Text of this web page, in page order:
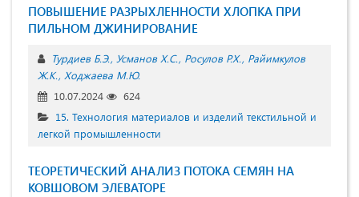
ПОВЫШЕНИЕ РАЗРЫХЛЕННОСТИ ХЛОПКА ПРИ
ПИЛЬНОМ ДЖИНИРОВАНИЕ
Турдиев Б.Э. Усманов Х.С. Росулов Р.Х. Райимкулов
Ж.К. Ходжаева М.Ю.
10.07.2024
624
15. Технология материалов и изделий текстильной и
легкой промышленности
ТЕОРЕТИЧЕСКИЙ АНАЛИЗ ПОТОКА СЕМЯН НА
КОВШОВОМ ЭЛЕВАТОРЕ